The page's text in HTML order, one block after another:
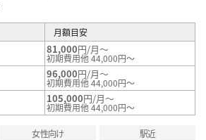
月額目安
81,000円/月～
初期費用他 44,000円～
96,000円/月～
初期費用他 44,000円～
105,000円/月～
初期費用他 44,000円～
女性向け
駅近